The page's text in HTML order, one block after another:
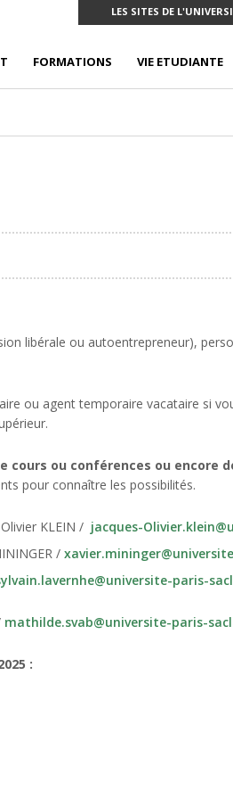
LES SITES DE
FORMATIONS VIE ETUDIANTE
libérale ou autoentrepreneur),
ou agent temporaire vacataire si
ou conférences ou encore
pour connaître les possibilités.
KLEIN / jacques-
/
paris-
mathilde.svab@universite-paris-
: